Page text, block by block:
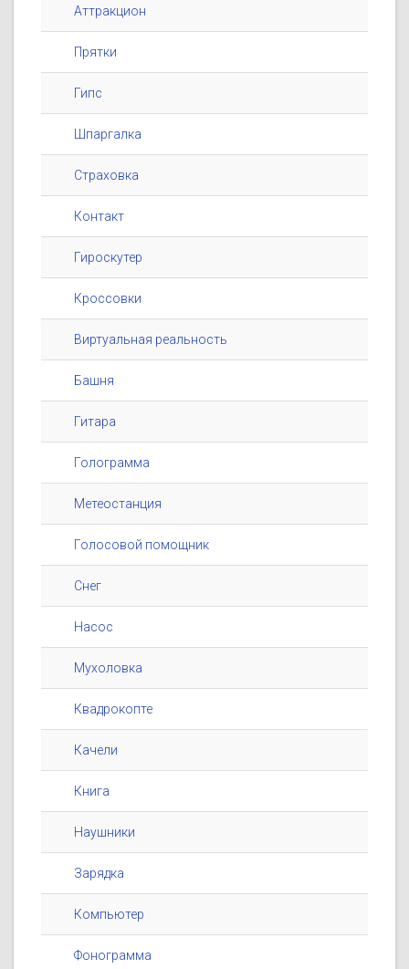
Аттракцион
Прятки
Гипс
Шпаргалка
Страховка
Контакт
Гироскутер
Кроссовки
Виртуальная реальность
Башня
Гитара
Голограмма
Метеостанция
Голосовой помощник
Снег
Насос
Мухоловка
Квадрокопте
Качели
Книга
Наушники
Зарядка
Компьютер
Фонограмма